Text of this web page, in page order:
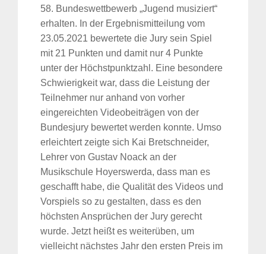
58. Bundeswettbewerb „Jugend musiziert“
erhalten. In der Ergebnismitteilung vom
23.05.2021 bewertete die Jury sein Spiel
mit 21 Punkten und damit nur 4 Punkte
unter der Höchstpunktzahl. Eine besondere
Schwierigkeit war, dass die Leistung der
Teilnehmer nur anhand von vorher
eingereichten Videobeiträgen von der
Bundesjury bewertet werden konnte. Umso
erleichtert zeigte sich Kai Bretschneider,
Lehrer von Gustav Noack an der
Musikschule Hoyerswerda, dass man es
geschafft habe, die Qualität des Videos und
Vorspiels so zu gestalten, dass es den
höchsten Ansprüchen der Jury gerecht
wurde. Jetzt heißt es weiterüben, um
vielleicht nächstes Jahr den ersten Preis im